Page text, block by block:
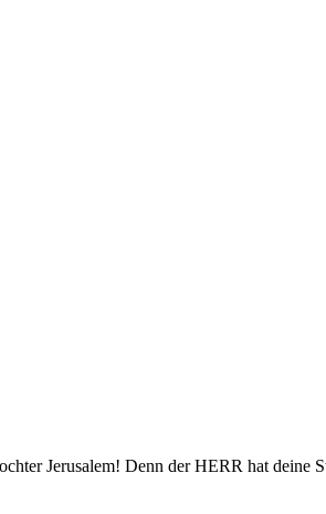
Jerusalem! Denn der HERR hat deine